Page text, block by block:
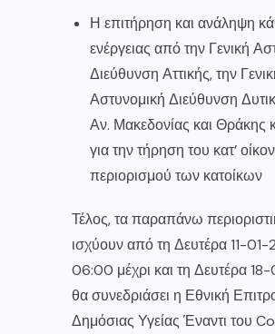
Η επιτήρηση και ανάληψη
ενέργειας από την Γενική
Διεύθυνση Αττικής, την
Αστυνομική Διεύθυνση
Αν. Μακεδονίας και Θράκης
για την τήρηση του κατ’
περιορισμού των κατοίκων
Τέλος, τα παραπάνω
ισχύουν από τη Δευτέρα 11-
06:00 μέχρι και τη Δευτέρα
θα συνεδριάσει η Εθνική
Δημόσιας Υγείας Έναντι του